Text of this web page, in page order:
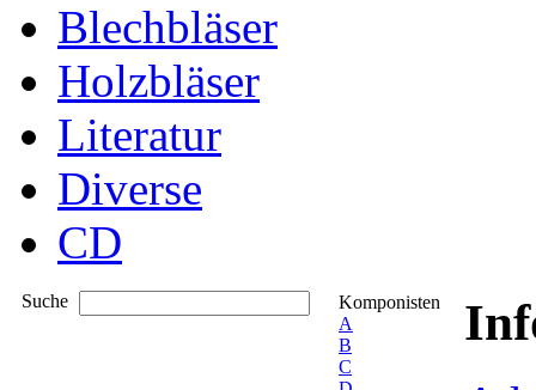
Blechbläser
Holzbläser
Literatur
Diverse
CD
Suche
Komponisten
A
B
C